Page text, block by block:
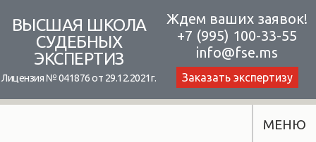
content
ВЫСШАЯ ШКОЛА
СУДЕБНЫХ
ЭКСПЕРТИЗ
Лицензия № 041876 от 29.12.2021г.
Ждем ваших заявок!
+7 (995) 100-33-55
info@fse.ms
Заказать экспертизу
МЕНЮ